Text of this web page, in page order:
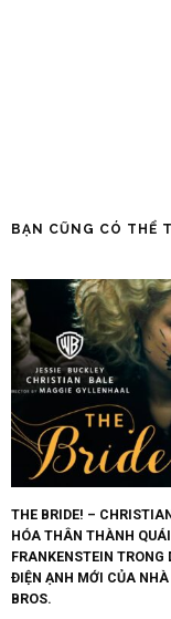
BẠN CŨNG CÓ THỂ
THE BRIDE! –
HÓA THÂN THÀNH
FRANKENSTEIN TRONG
ĐIỆN ẠNH MỚI CỦA NHÀ
BROS.